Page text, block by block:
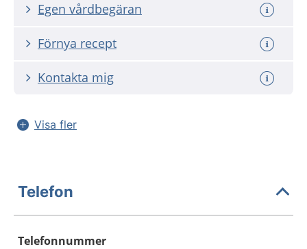
Egen vårdbegäran
Förnya recept
Kontakta mig
Visa fler
Telefon
Telefonnummer